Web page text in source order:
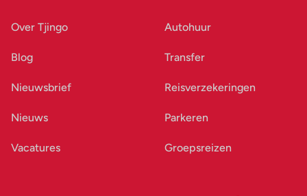
Over Tjingo
Blog
Nieuwsbrief
Nieuws
Vacatures
Autohuur
Transfer
Reisverzekeringen
Parkeren
Groepsreizen